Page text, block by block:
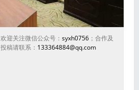
欢迎关注微信公众号： syxh0756；合作及
投稿请联系： 133364884@qq.com